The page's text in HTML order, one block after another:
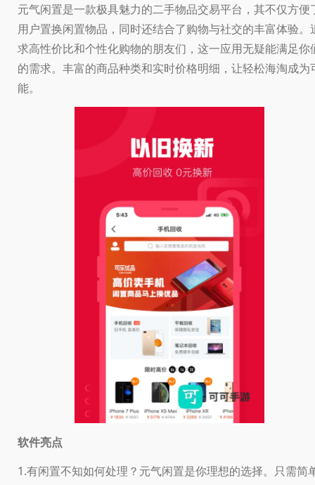
元气闲置是一款极具魅力的二手物品交易平台，其不仅方便
用户置换闲置物品，同时还结合了购物与社交的丰富体验。
求高性价比和个性化购物的朋友们，这一应用无疑能满足你
的需求。丰富的商品种类和实时价格明细，让轻松海淘成为
能。
软件亮点
1.有闲置不知如何处理？元气闲置是你理想的选择。只需简